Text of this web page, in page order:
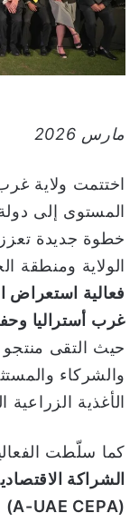
إ
ك
ت
ا
مارس 2026
اختتمت ولاية
المستوى إلى
خطوة جديدة تعزز
الولاية ومنطقة
فعالية استعراض
غرب أستراليا
حيث التقى منتجو
والشركاء
الأغذية
كما سلّطت
الشراكة
(A-UAE CEPA)